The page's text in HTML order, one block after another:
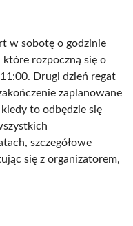
w sobotę o godzinie
które rozpoczną się o
Drugi dzień regat
zaplanowane
to odbędzie się
szczegółowe
się z organizatorem,